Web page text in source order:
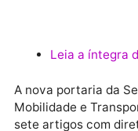
já começaram a
sejam